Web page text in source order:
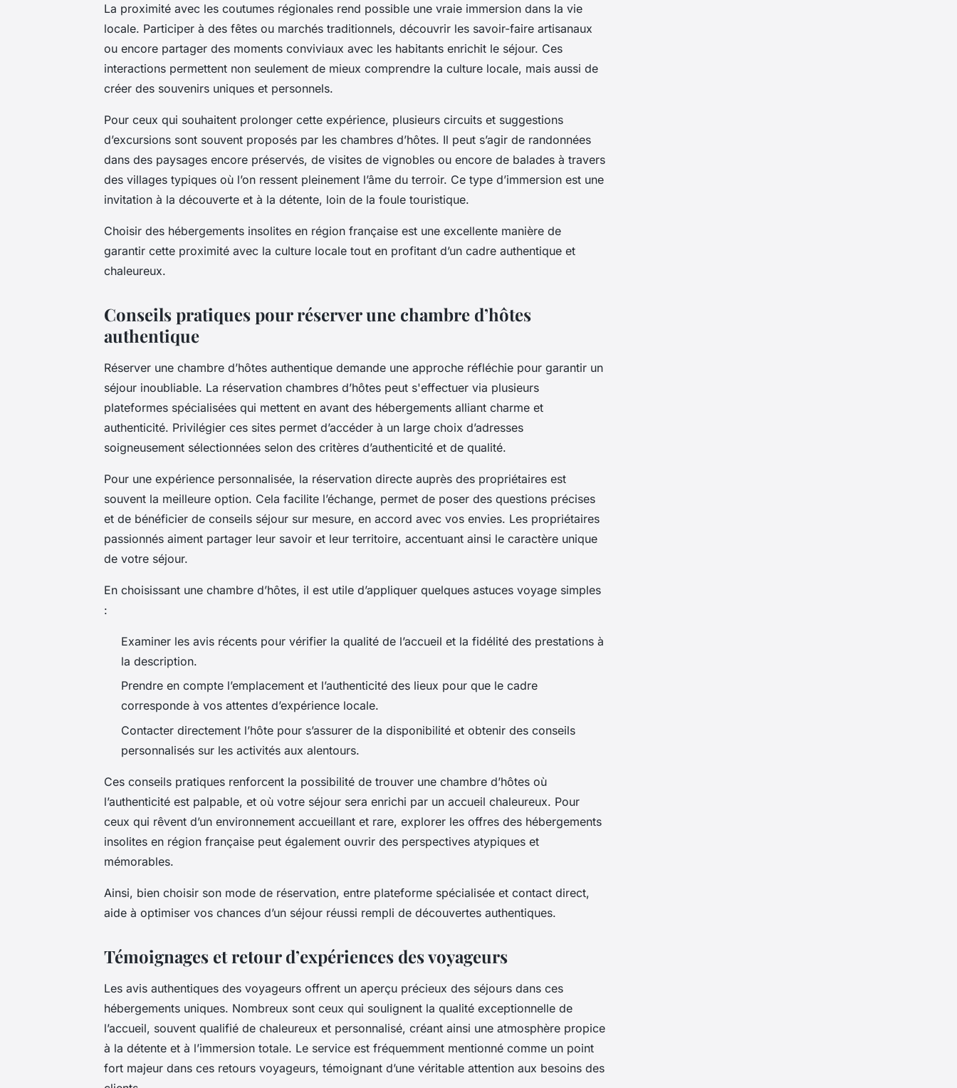
La proximité avec les coutumes régionales rend possible une vraie immersion dans la vie
locale. Participer à des fêtes ou marchés traditionnels, découvrir les savoir-faire artisanaux
ou encore partager des moments conviviaux avec les habitants enrichit le séjour. Ces
interactions permettent non seulement de mieux comprendre la culture locale, mais aussi de
créer des souvenirs uniques et personnels.
Pour ceux qui souhaitent prolonger cette expérience, plusieurs circuits et suggestions
d’excursions sont souvent proposés par les chambres d’hôtes. Il peut s’agir de randonnées
dans des paysages encore préservés, de visites de vignobles ou encore de balades à travers
des villages typiques où l’on ressent pleinement l’âme du terroir. Ce type d’immersion est une
invitation à la découverte et à la détente, loin de la foule touristique.
Choisir des hébergements insolites en région française est une excellente manière de
garantir cette proximité avec la culture locale tout en profitant d’un cadre authentique et
chaleureux.
Conseils pratiques pour réserver une chambre d’hôtes
authentique
Réserver une chambre d’hôtes authentique demande une approche réfléchie pour garantir un
séjour inoubliable. La réservation chambres d’hôtes peut s'effectuer via plusieurs
plateformes spécialisées qui mettent en avant des hébergements alliant charme et
authenticité. Privilégier ces sites permet d’accéder à un large choix d’adresses
soigneusement sélectionnées selon des critères d’authenticité et de qualité.
Pour une expérience personnalisée, la réservation directe auprès des propriétaires est
souvent la meilleure option. Cela facilite l’échange, permet de poser des questions précises
et de bénéficier de conseils séjour sur mesure, en accord avec vos envies. Les propriétaires
passionnés aiment partager leur savoir et leur territoire, accentuant ainsi le caractère unique
de votre séjour.
En choisissant une chambre d’hôtes, il est utile d’appliquer quelques astuces voyage simples
:
Examiner les avis récents pour vérifier la qualité de l’accueil et la fidélité des prestations à
la description.
Prendre en compte l’emplacement et l’authenticité des lieux pour que le cadre
corresponde à vos attentes d’expérience locale.
Contacter directement l’hôte pour s’assurer de la disponibilité et obtenir des conseils
personnalisés sur les activités aux alentours.
Ces conseils pratiques renforcent la possibilité de trouver une chambre d’hôtes où
l’authenticité est palpable, et où votre séjour sera enrichi par un accueil chaleureux. Pour
ceux qui rêvent d’un environnement accueillant et rare, explorer les offres des hébergements
insolites en région française peut également ouvrir des perspectives atypiques et
mémorables.
Ainsi, bien choisir son mode de réservation, entre plateforme spécialisée et contact direct,
aide à optimiser vos chances d’un séjour réussi rempli de découvertes authentiques.
Témoignages et retour d’expériences des voyageurs
Les avis authentiques des voyageurs offrent un aperçu précieux des séjours dans ces
hébergements uniques. Nombreux sont ceux qui soulignent la qualité exceptionnelle de
l’accueil, souvent qualifié de chaleureux et personnalisé, créant ainsi une atmosphère propice
à la détente et à l’immersion totale. Le service est fréquemment mentionné comme un point
fort majeur dans ces retours voyageurs, témoignant d’une véritable attention aux besoins des